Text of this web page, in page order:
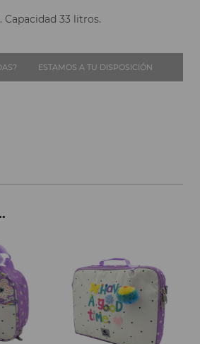
Capacidad 33 litros.
ESTAMOS A TU DISPOSICIÓN